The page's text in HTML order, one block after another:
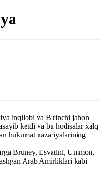
inqilobi va Birinchi jahon
ketdi va bu hodisalar xalq
hukumat nazariyalarining
Bruney, Esvatini, Ummon,
Arab Amirliklari kabi